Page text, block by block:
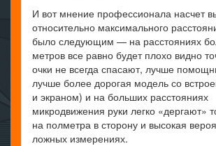
И вот мнение профессионала насчет
относительно максимального
было следующим — на расстояниях
метров все равно будет плохо видно
очки не всегда спасают, лучше
лучше более дорогая модель со
и экраном) и на больших расстояниях
микродвижения руки легко «дергают»
на полметра в сторону и высокая
ложных измерениях.